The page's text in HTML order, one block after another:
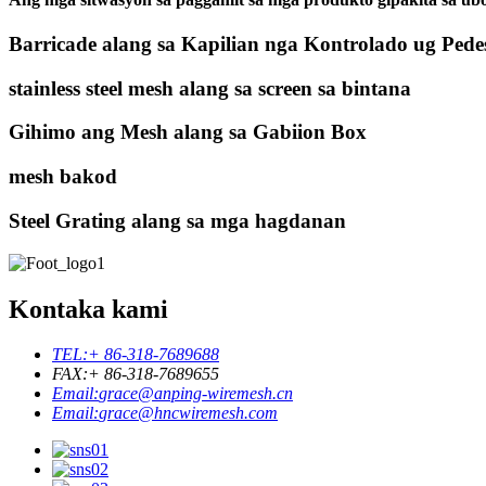
Barricade alang sa Kapilian nga Kontrolado ug
stainless steel mesh alang sa screen sa bintana
Gihimo ang Mesh alang sa Gabiion Box
mesh bakod
Steel Grating alang sa mga hagdanan
Kontaka kami
TEL:+ 86-318-7689688
FAX:+ 86-318-7689655
Email:grace@anping-wiremesh.cn
Email:grace@hncwiremesh.com